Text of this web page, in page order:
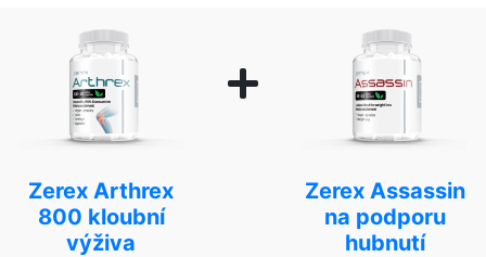
Zerex Arthrex
800 kloubní
výživa
Zerex Assassin
na podporu
hubnutí